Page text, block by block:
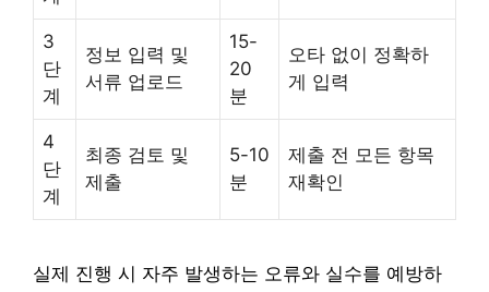
3
단
계
정보 입력 및
서류 업로드
15-
20
분
오타 없이 정확하
게 입력
4
단
계
최종 검토 및
제출
5-10
분
제출 전 모든 항목
재확인
실제 진행 시 자주 발생하는 오류와 실수를 예방하